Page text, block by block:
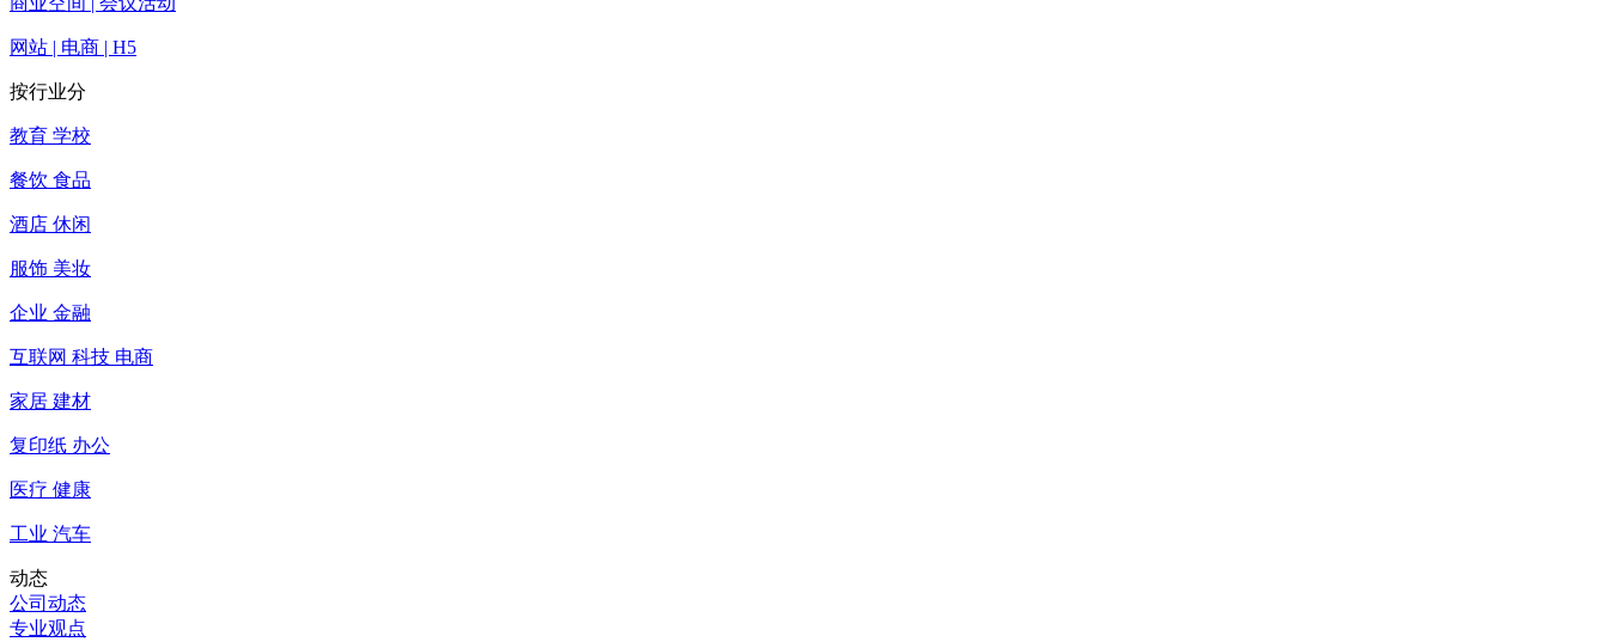
网站 | 电商 | H5
按行业分
教育 学校
餐饮 食品
酒店 休闲
服饰 美妆
企业 金融
互联网 科技 电商
家居 建材
复印纸 办公
医疗 健康
工业 汽车
动态
公司动态
专业观点